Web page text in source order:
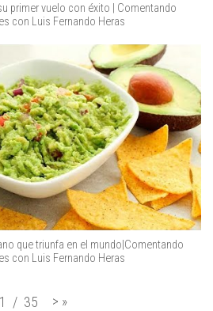
primer vuelo con éxito | Comentando
con Luis Fernando Heras
que triunfa en el mundo|Comentando
con Luis Fernando Heras
1 / 35 > »